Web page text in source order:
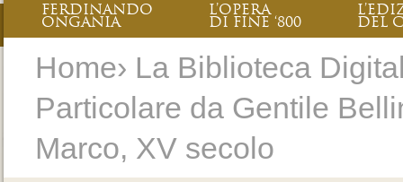
FERDINANDO
ONGANIA
L’OPERA
DI FINE ‘800 DEL
Home› La Biblioteca
Particolare da Gentile
Marco, XV secolo